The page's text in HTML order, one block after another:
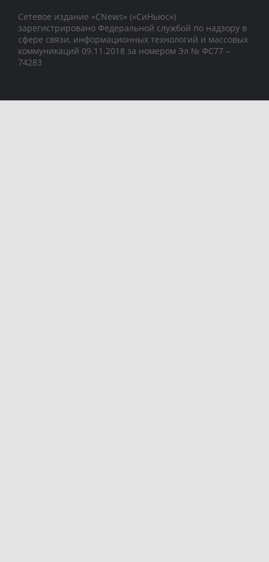
Сетевое издание «CNews» («СиНьюс»)
зарегистрировано Федеральной службой по надзору в
сфере связи, информационных технологий и массовых
коммуникаций 09.11.2018 за номером Эл № ФС77 –
74283